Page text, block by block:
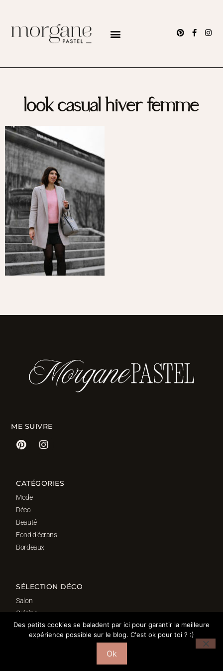
look casual hiver femme
ME SUIVRE
CATÉGORIES
Mode
Déco
Beauté
Fond d’écrans
Bordeaux
SÉLECTION DÉCO
Salon
Cuisine
Salle de bain
Chambre
Des petits cookies se baladent par ici pour garantir la meilleure
expérience possible sur le blog. C'est ok pour toi ? :)
Ok